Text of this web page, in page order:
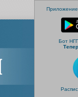
Приложение
Бот